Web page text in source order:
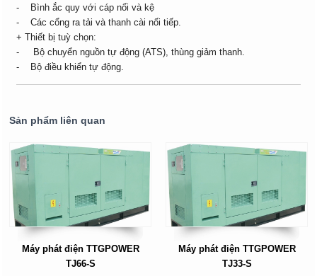
- Bình ắc quy với cáp nối và kệ
- Các cổng ra tải và thanh cài nối tiếp.
+ Thiết bị tuỳ chọn:
- Bộ chuyển nguồn tự động (ATS), thùng giảm thanh.
- Bộ điều khiển tự động.
Sản phẩm liên quan
Máy phát điện TTGPOWER
TJ66-S
Máy phát điện TTGPOWER
TJ33-S